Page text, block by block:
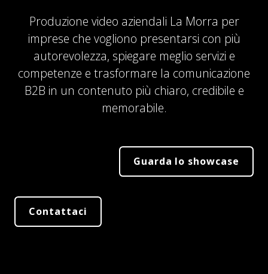
Produzione video aziendali La Morra per
imprese che vogliono presentarsi con più
autorevolezza, spiegare meglio servizi e
competenze e trasformare la comunicazione
B2B in un contenuto più chiaro, credibile e
memorabile.
Guarda lo showcase
Contattaci